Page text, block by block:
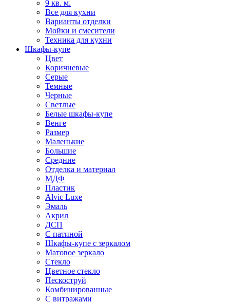
9 кв. м.
Все для кухни
Варианты отделки
Мойки и смесители
Техника для кухни
Шкафы-купе
Цвет
Коричневые
Серые
Темные
Черные
Светлые
Белые шкафы-купе
Венге
Размер
Маленькие
Большие
Средние
Отделка и материал
МДФ
Пластик
Alvic Luxe
Эмаль
Акрил
ДСП
С патиной
Шкафы-купе с зеркалом
Матовое зеркало
Стекло
Цветное стекло
Пескоструй
Комбинированные
С витражами